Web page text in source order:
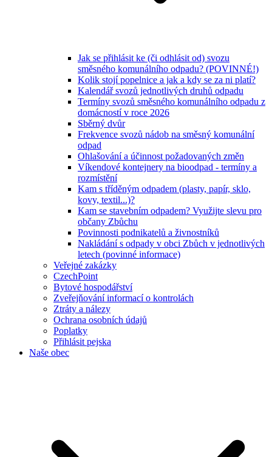
Jak se přihlásit ke (či odhlásit od) svozu
směsného komunálního odpadu? (POVINNÉ!)
Kolik stojí popelnice a jak a kdy se za ni platí?
Kalendář svozů jednotlivých druhů odpadu
Termíny svozů směsného komunálního odpadu z
domácností v roce 2026
Sběrný dvůr
Frekvence svozů nádob na směsný komunální
odpad
Ohlašování a účinnost požadovaných změn
Víkendové kontejnery na bioodpad - termíny a
rozmístění
Kam s tříděným odpadem (plasty, papír, sklo,
kovy, textil...)?
Kam se stavebním odpadem? Využijte slevu pro
občany Zbůchu
Povinnosti podnikatelů a živnostníků
Nakládání s odpady v obci Zbůch v jednotlivých
letech (povinné informace)
Veřejné zakázky
CzechPoint
Bytové hospodářství
Zveřejňování informací o kontrolách
Ztráty a nálezy
Ochrana osobních údajů
Poplatky
Přihlásit pejska
Naše obec